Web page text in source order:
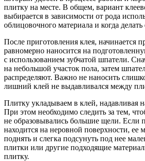
плитку на месте. В общем, вариант
выбирается в зависимости от рода
облицовочного материала и когда
После приготовления клея, начинается
равномерно наносится на
с использованием зубчатой шпатели.
на небольшой участок пола, затем
распределяют. Важно не наносить
лишний клей не выдавливался между
Плитку укладываем в клей, надавливая
При этом необходимо следить за тем,
не образовывались большие щели. Если
находится на неровной поверхности, ее
поднять и слегка подсунуть под нее
плитки или другие подходящие
плитку.